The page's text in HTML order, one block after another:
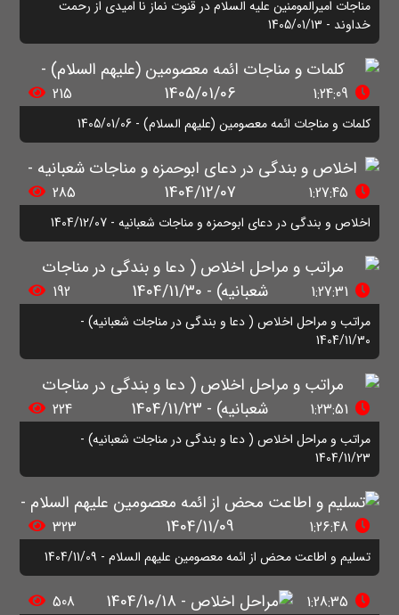
مناجات امیرالمومنین علیه السلام در قنوت نماز نا امیدی از رحمت
خداوند - 1405/01/13
1:24:09
215
کلمات و مناجات ائمه معصومین (علیهم السلام) - 1405/01/06
1:27:45
285
اخلاص و بندگی در دعای ابوحمزه و مناجات شعبانیه - 1404/12/07
1:27:31
192
مراتب و مراحل اخلاص ( دعا و بندگی در مناجات شعبانیه) -
1404/11/30
1:23:51
224
مراتب و مراحل اخلاص ( دعا و بندگی در مناجات شعبانیه) -
1404/11/23
1:26:48
323
تسلیم و اطاعت محض از ائمه معصومین علیهم السلام - 1404/11/09
1:28:35
508